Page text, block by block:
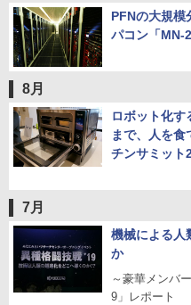
2003年
PFNの大規模
パコン「MN-
8月
ロボット化す
まで、人を
チンサミット
7月
機械による人
か
～豪華メンバ
9」レポート